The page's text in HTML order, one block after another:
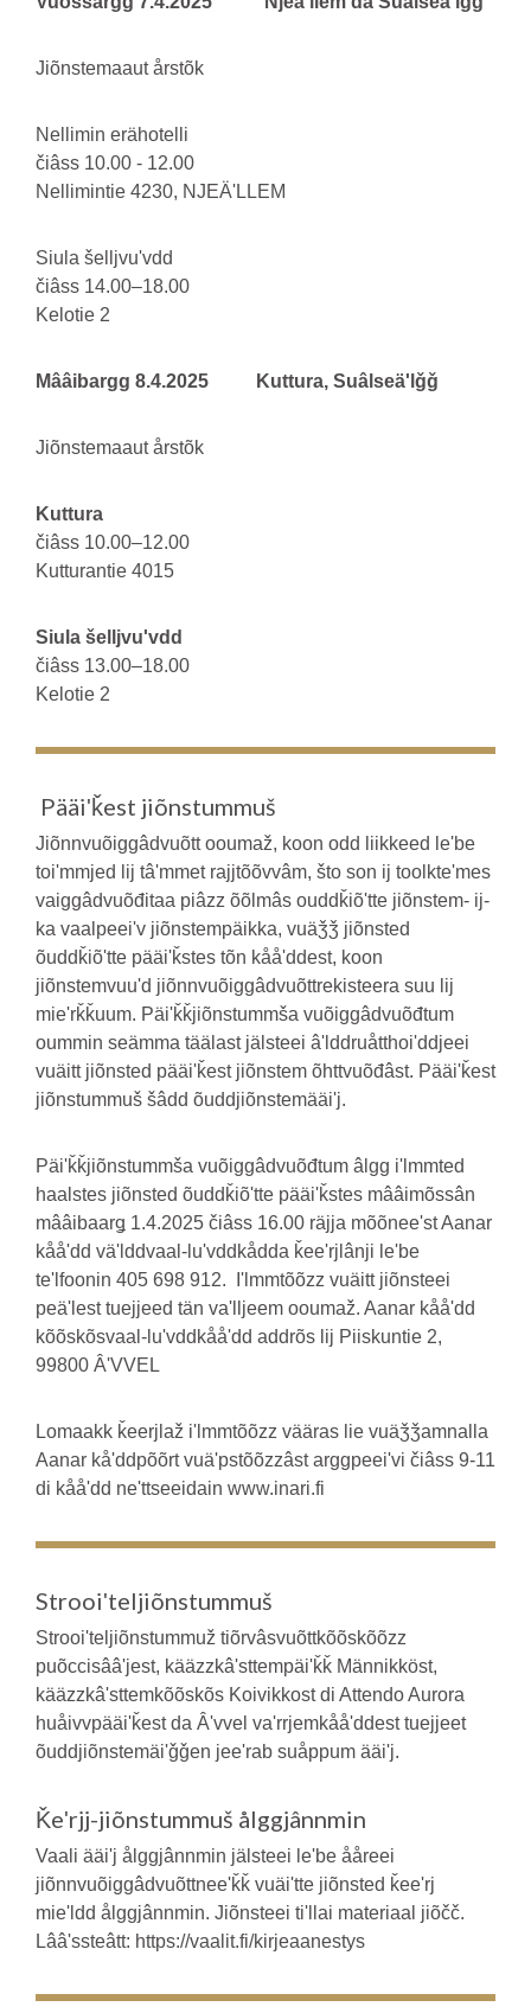
Jiõnstemaaut årstõk
Nellimin erähotelli
čiâss 10.00 - 12.00
Nellimintie 4230, NJEÄʹLLEM
Siula šelljvuʹvdd
čiâss 14.00–18.00
Kelotie 2
Mââibargg 8.4.2025 Kuttura, Suâlseäʹlǧǧ
Jiõnstemaaut årstõk
Kuttura
čiâss 10.00–12.00
Kutturantie 4015
Siula šelljvuʹvdd
čiâss 13.00–18.00
Kelotie 2
Pääiʹǩest jiõnstummuš
Jiõnnvuõiggâdvuõtt ooumaž, koon odd liikkeed leʹbe
toiʹmmjed lij tâʹmmet rajjtõõvvâm, što son ij toolkteʹmes
vaiggâdvuõđitaa piâzz õõlmâs ouddǩiõʹtte jiõnstem- ij-
ka vaalpeeiʹv jiõnstempäikka, vuäǯǯ jiõnsted
õuddǩiõʹtte pääiʹǩstes tõn kååʹddest, koon
jiõnstemvuuʹd jiõnnvuõiggâdvuõttrekisteera suu lij
mieʹrǩǩuum. Päiʹǩǩjiõnstummša vuõiggâdvuõđtum
oummin seämma täälast jälsteei âʹlddruåtthoiʹddjeei
vuäitt jiõnsted pääiʹǩest jiõnstem õhttvuõđâst. Pääiʹǩest
jiõnstummuš šâdd õuddjiõnstemääiʹj.
Päiʹǩǩjiõnstummša vuõiggâdvuõđtum âlgg iʹlmmted
haalstes jiõnsted õuddǩiõʹtte pääiʹǩstes mââimõssân
mââibaarǥ 1.4.2025 čiâss 16.00 räjja mõõneeʹst Aanar
kååʹdd väʹlddvaal-luʹvddkådda ǩeeʹrjlânji leʹbe
teʹlfoonin 405 698 912. Iʹlmmtõõzz vuäitt jiõnsteei
peäʹlest tuejjeed tän vaʹlljeem ooumaž. Aanar kååʹdd
kõõskõsvaal-luʹvddkååʹdd addrõs lij Piiskuntie 2,
99800 ÂʹVVEL
Lomaakk ǩeerjlaž iʹlmmtõõzz vääras lie vuäǯǯamnalla
Aanar kåʹddpõõrt vuäʹpstõõzzâst arggpeeiʹvi čiâss 9-11
di kååʹdd neʹttseeidain www.inari.fi
Strooiʹteljiõnstummuš
Strooiʹteljiõnstummuž tiõrvâsvuõttkõõskõõzz
puõccisââʹjest, kääzzkâʹsttempäiʹǩǩ Männikköst,
kääzzkâʹsttemkõõskõs Koivikkost di Attendo Aurora
huåivvpääiʹǩest da Âʹvvel vaʹrrjemkååʹddest tuejjeet
õuddjiõnstemäiʹǧǧen jeeʹrab suåppum ääiʹj.
Ǩeʹrjj-jiõnstummuš ålggjânnmin
Vaali ääiʹj ålggjânnmin jälsteei leʹbe ååreei
jiõnnvuõiggâdvuõttneeʹǩǩ vuäiʹtte jiõnsted ǩeeʹrj
mieʹldd ålggjânnmin. Jiõnsteei tiʹllai materiaal jiõčč.
Lââʹssteâtt: https://vaalit.fi/kirjeaanestys